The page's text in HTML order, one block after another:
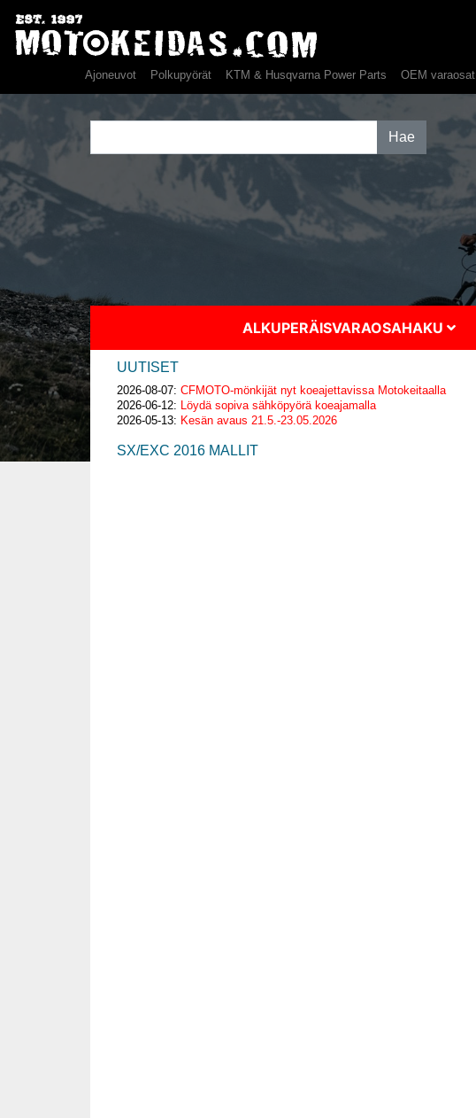
Ajoneuvot Polkupyörät KTM & Husqvarna Power Parts OEM varaosat
ALKUPERÄISVARAOSAHAKU
UUTISET
2026-08-07: CFMOTO-mönkijät nyt koeajettavissa Motokeitaalla
2026-06-12:
Löydä sopiva sähköpyörä koeajamalla
2026-05-13: Kesän avaus 21.5.-23.05.2026
SX/EXC 2016 MALLIT